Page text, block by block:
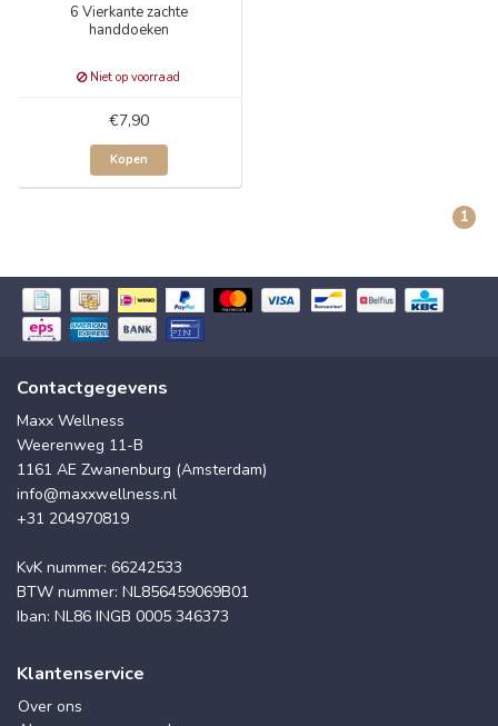
6 Vierkante zachte
handdoeken
Niet op voorraad
€7,90
Kopen
1
Contactgegevens
Maxx Wellness
Weerenweg 11-B
1161 AE Zwanenburg (Amsterdam)
info@maxxwellness.nl
+31 204970819
KvK nummer: 66242533
BTW nummer: NL856459069B01
Iban: NL86 INGB 0005 346373
Klantenservice
Over ons